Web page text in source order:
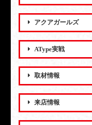
アクアガールズ
AType実戦
取材情報
来店情報